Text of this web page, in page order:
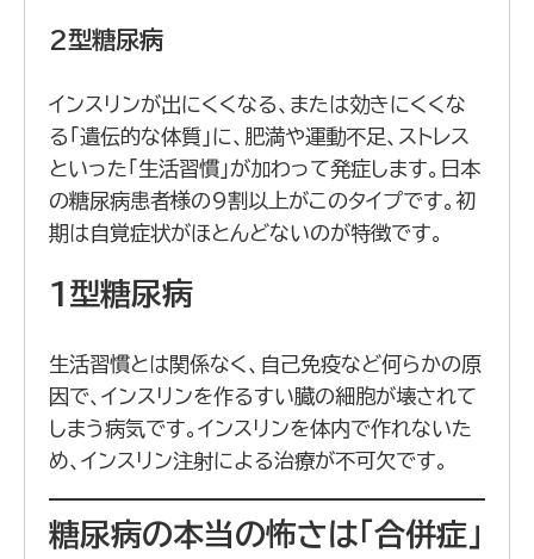
2型糖尿病
インスリンが出にくくなる、または効きにくくな
る「遺伝的な体質」に、肥満や運動不足、ストレス
といった「生活習慣」が加わって発症します。日本
の糖尿病患者様の9割以上がこのタイプです。初
期は自覚症状がほとんどないのが特徴です。
1 型糖尿病
生活習慣とは関係なく、自己免疫など何らかの原
因で、インスリンを作るすい臓の細胞が壊されて
しまう病気です。インスリンを体内で作れないた
め、インスリン注射による治療が不可欠です。
糖尿病の本当の怖さは「合併症」